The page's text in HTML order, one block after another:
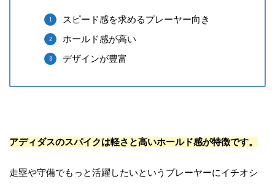
スピード感を求めるプレーヤー向き
ホールド感が高い
デザインが豊富
アディダスのスパイクは軽さと高いホールド感が特徴です。
走塁や守備でもっと活躍したいというプレーヤーにイチオシ